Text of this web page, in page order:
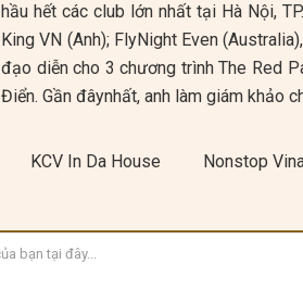
hầu hết các club lớn nhất tại Hà Nội,
King VN (Anh); FlyNight Even
đạo diễn cho 3 chương trình The Red
Điển. Gần đâynhất, anh làm giám khảo
KCV In Da House Nonstop